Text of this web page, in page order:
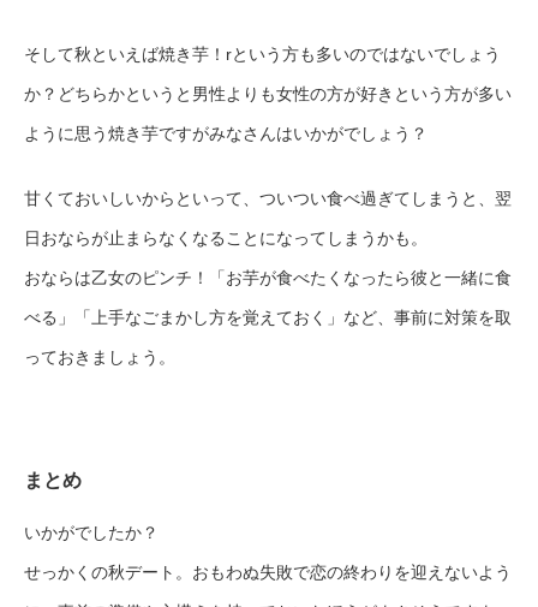
そして秋といえば焼き芋！rという方も多いのではないでしょう
か？どちらかというと男性よりも女性の方が好きという方が多い
ように思う焼き芋ですがみなさんはいかがでしょう？
甘くておいしいからといって、ついつい食べ過ぎてしまうと、翌
日おならが止まらなくなることになってしまうかも。
おならは乙女のピンチ！「お芋が食べたくなったら彼と一緒に食
べる」「上手なごまかし方を覚えておく」など、事前に対策を取
っておきましょう。
まとめ
いかがでしたか？
せっかくの秋デート。おもわぬ失敗で恋の終わりを迎えないよう